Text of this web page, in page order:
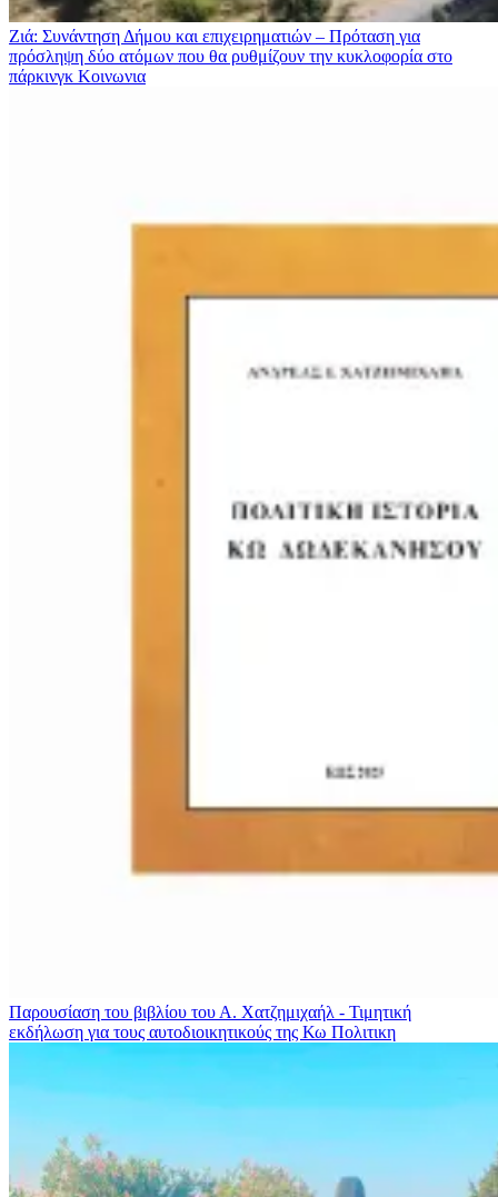
Ζιά: Συνάντηση Δήμου και επιχειρηματιών – Πρόταση για
πρόσληψη δύο ατόμων που θα ρυθμίζουν την κυκλοφορία στο
πάρκινγκ Κοινωνια
Παρουσίαση του βιβλίου του Α. Χατζημιχαήλ - Τιμητική
εκδήλωση για τους αυτοδιοικητικούς της Κω Πολιτικη